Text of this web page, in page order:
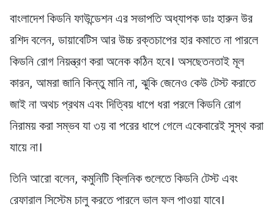
বাংলাদেশ কিডনি ফাউন্ডেশন এর সভাপতি অধ্যাপক ডাঃ হারুন উর
রশিদ বলেন, ডায়াবেটিস আর উচ্চ রক্তচাপের হার কমাতে না পারলে
কিডনি রোগ নিয়ন্ত্রণ করা অনেক কঠিন হবে। অসছেতনতাই মূল
কারন, আমরা জানি কিন্তু মানি না, ঝুকি জেনেও কেউ টেস্ট করাতে
জাই না অথচ প্রথম এবং দিত্বিয় ধাপে ধরা পরলে কিডনি রোগ
নিরাময় করা সম্ভব যা ৩য় বা পরের ধাপে গেলে একেবারেই সুস্থ করা
যায়ে না।
তিনি আরো বলেন, কমুনিটি ক্লিনিক গুলেতে কিডনি টেস্ট এবং
রেফারাল সিস্টেম চালু করতে পারলে ভাল ফল পাওয়া যাবে।